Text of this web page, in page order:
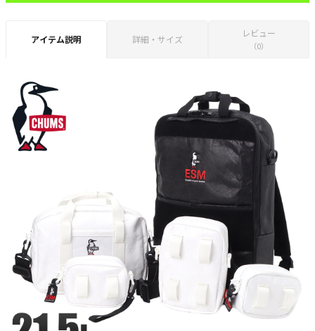
アイテム説明 詳細・サイズ
レビュー
（0）